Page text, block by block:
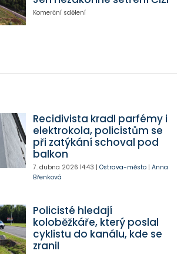
Komerční sdělení
Recidivista kradl parfémy i
elektrokola, policistům se
při zatýkání schoval pod
balkon
7. dubna 2026 14:43 | Ostrava-město| Anna
Břenková
Policisté hledají
koloběžkáře, který poslal
cyklistu do kanálu, kde se
zranil